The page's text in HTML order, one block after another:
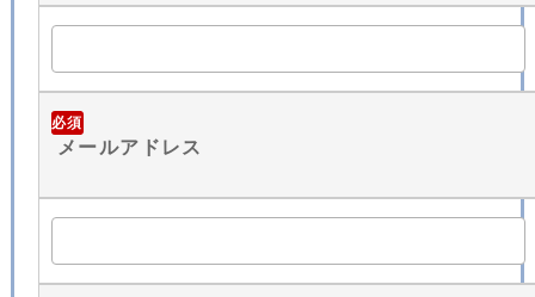
必須
メールアドレス